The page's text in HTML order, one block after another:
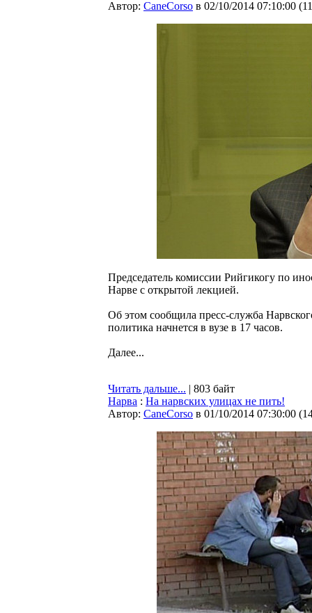
Автор: CaneCorso в 02/10/2014 07:10:00 (
Председатель комиссии Рийгикогу по
Нарве с открытой лекцией.
Об этом сообщила пресс-служба
политика начнется в вузе в 17 часов.
Далее...
Читать дальше... | 803 байт
Нарва : На нарвских улицах не пить!
Автор: CaneCorso в 01/10/2014 07:30:00 (